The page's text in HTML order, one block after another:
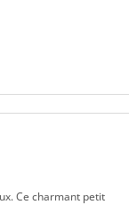
Ce charmant petit